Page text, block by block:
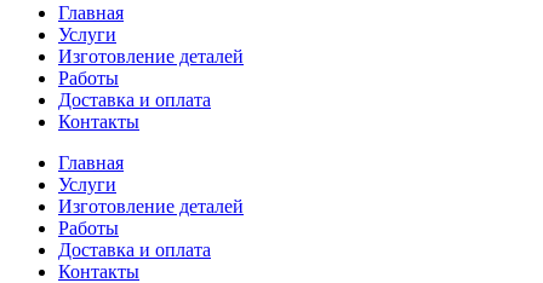
Главная
Услуги
Изготовление деталей
Работы
Доставка и оплата
Контакты
Главная
Услуги
Изготовление деталей
Работы
Доставка и оплата
Контакты